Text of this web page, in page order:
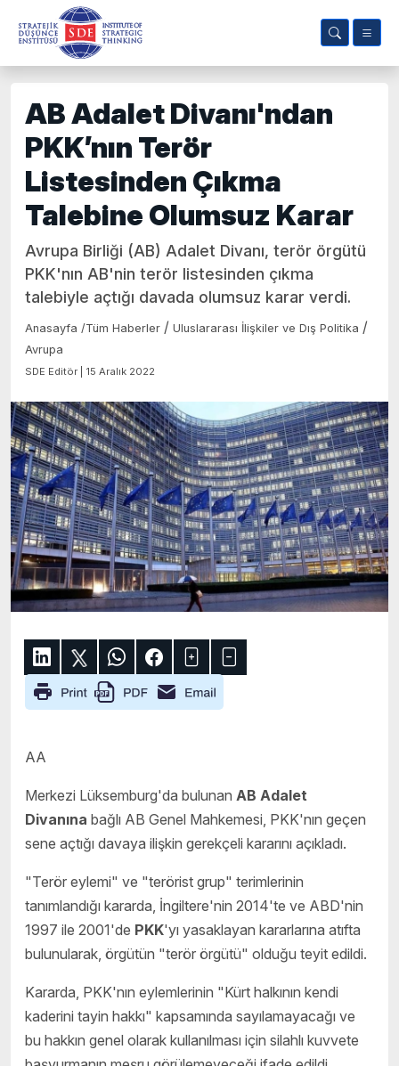
AB Adalet Divanı'ndan
PKK’nın Terör
Listesinden Çıkma
Talebine Olumsuz Karar
Avrupa Birliği (AB) Adalet Divanı, terör örgütü
PKK'nın AB'nin terör listesinden çıkma
talebiyle açtığı davada olumsuz karar verdi.
Anasayfa /Tüm Haberler / Uluslararası İlişkiler ve Dış Politika /
Avrupa
SDE Editör | 15 Aralık 2022
AA
Merkezi Lüksemburg'da bulunan AB Adalet
Divanına bağlı AB Genel Mahkemesi, PKK'nın geçen
sene açtığı davaya ilişkin gerekçeli kararını açıkladı.
"Terör eylemi" ve "terörist grup" terimlerinin
tanımlandığı kararda, İngiltere'nin 2014'te ve ABD'nin
1997 ile 2001'de PKK'yı yasaklayan kararlarına atıfta
bulunularak, örgütün "terör örgütü" olduğu teyit edildi.
Kararda, PKK'nın eylemlerinin "Kürt halkının kendi
kaderini tayin hakkı" kapsamında sayılamayacağı ve
bu hakkın genel olarak kullanılması için silahlı kuvvete